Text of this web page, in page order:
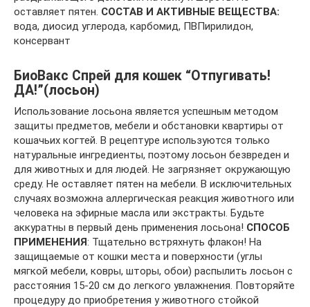
оставляет пятен. СОСТАВ И АКТИВНЫЕ ВЕЩЕСТВА:
вода, диосид углерода, карбомид, ПВПирилидон,
консервант
БиоВакс Спрей для кошек “Отпугивать!
ДА!”(лосьон)
Использование лосьона является успешным методом
защиты предметов, мебели и обстановки квартиры от
кошачьих когтей. В рецептуре используются только
натуральные ингредиенты, поэтому лосьон безвреден и
для животных и для людей. Не загрязняет окружающую
среду. Не оставляет пятен на мебели. В исключительных
случаях возможна аллергическая реакция животного или
человека на эфирные масла или экстракты. Будьте
аккуратны в первый день применения лосьона! СПОСОБ
ПРИМЕНЕНИЯ: Тщательно встряхнуть флакон! На
защищаемые от кошки места и поверхности (углы
мягкой мебели, ковры, шторы, обои) распылить лосьон с
расстояния 15-20 см до легкого увлажнения. Повторяйте
процедуру до приобретения у животного стойкой